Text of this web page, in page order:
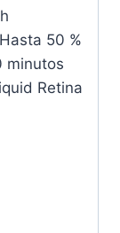
50 %
minutos
Retina